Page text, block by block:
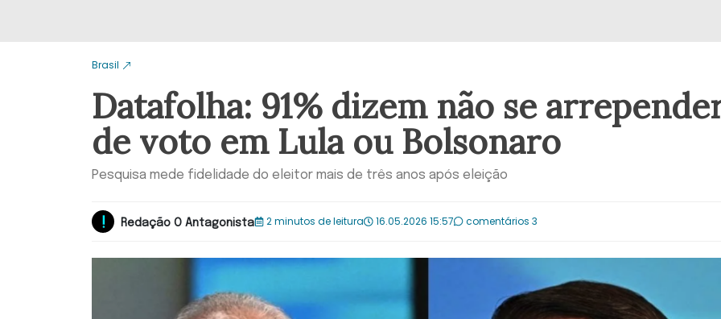
Brasil
Datafolha: 91% dizem não se
de voto em Lula ou Bolsonaro
Pesquisa mede fidelidade do eleitor mais de três anos após eleição
Redação O Antagonista 2 minutos de leitura 16.05.2026 15:57 comentários 3